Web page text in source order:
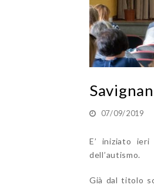
07/09/2019
E’ iniziato
dell’autismo.
Già dal titolo